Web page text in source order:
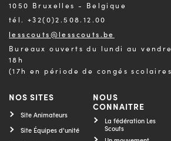
1050 Bruxelles - Belgique
tél. +32(0)2.508.12.00
lesscouts@lesscouts.be
Bureaux ouverts du lundi au
18h
(17h en période de congés
NOS SITES
Site Animateurs
Site Équipes d'unité
NOUS
CONNAITRE
La fédération Les
Scouts